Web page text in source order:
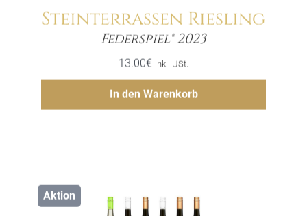
Steinterrassen Riesling
Federspiel® 2023
13.00€ inkl. USt.
In den Warenkorb
Menge
Hinzufügen
Aktion